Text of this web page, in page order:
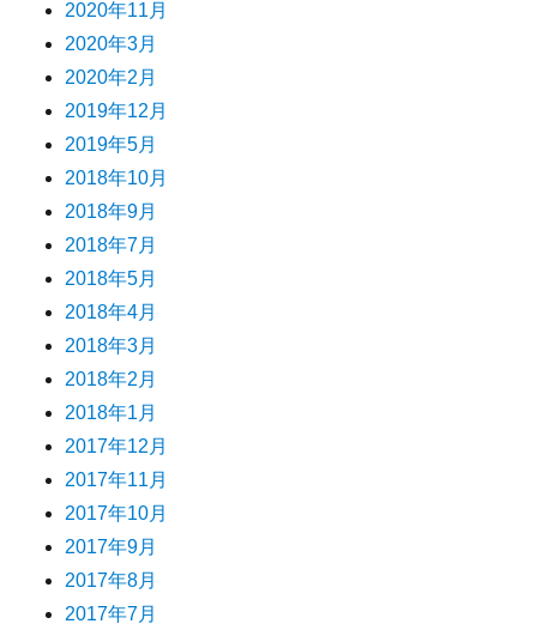
2020年11月
2020年3月
2020年2月
2019年12月
2019年5月
2018年10月
2018年9月
2018年7月
2018年5月
2018年4月
2018年3月
2018年2月
2018年1月
2017年12月
2017年11月
2017年10月
2017年9月
2017年8月
2017年7月